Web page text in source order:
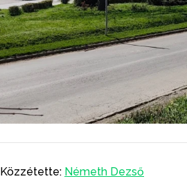
Közzétette: Németh Dezső